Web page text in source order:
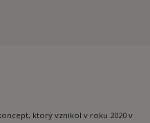
ktorý vznikol v roku 2020 v